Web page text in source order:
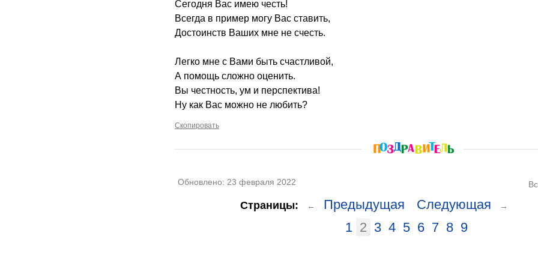
Сегодня Вас имею честь!
Всегда в пример могу Вас ставить,
Достоинств Ваших мне не счесть.
Легко мне с Вами быть счастливой,
А помощь сложно оценить.
Вы честность, ум и перспектива!
Ну как Вас можно не любить?
Скопировать
Обновлено: 23 февраля 2022
Страницы: ← Предыдущая Следующая →
1 2 3 4 5 6 7 8 9